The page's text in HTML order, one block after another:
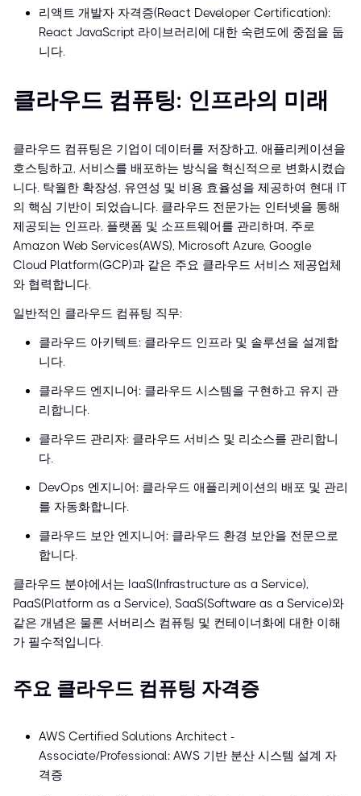
리액트 개발자 자격증(React Developer Certification):
React JavaScript 라이브러리에 대한 숙련도에 중점을 둡
니다.
클라우드 컴퓨팅: 인프라의 미래
클라우드 컴퓨팅은 기업이 데이터를 저장하고, 애플리케이션을
호스팅하고, 서비스를 배포하는 방식을 혁신적으로 변화시켰습
니다. 탁월한 확장성, 유연성 및 비용 효율성을 제공하여 현대 IT
의 핵심 기반이 되었습니다. 클라우드 전문가는 인터넷을 통해
제공되는 인프라, 플랫폼 및 소프트웨어를 관리하며, 주로
Amazon Web Services(AWS), Microsoft Azure, Google
Cloud Platform(GCP)과 같은 주요 클라우드 서비스 제공업체
와 협력합니다.
일반적인 클라우드 컴퓨팅 직무:
클라우드 아키텍트: 클라우드 인프라 및 솔루션을 설계합
니다.
클라우드 엔지니어: 클라우드 시스템을 구현하고 유지 관
리합니다.
클라우드 관리자: 클라우드 서비스 및 리소스를 관리합니
다.
DevOps 엔지니어: 클라우드 애플리케이션의 배포 및 관리
를 자동화합니다.
클라우드 보안 엔지니어: 클라우드 환경 보안을 전문으로
합니다.
클라우드 분야에서는 IaaS(Infrastructure as a Service),
PaaS(Platform as a Service), SaaS(Software as a Service)와
같은 개념은 물론 서버리스 컴퓨팅 및 컨테이너화에 대한 이해
가 필수적입니다.
주요 클라우드 컴퓨팅 자격증
AWS Certified Solutions Architect -
Associate/Professional: AWS 기반 분산 시스템 설계 자
격증